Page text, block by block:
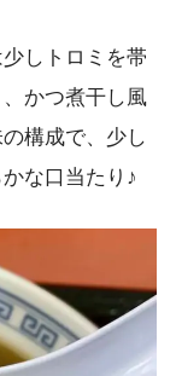
しトロミを帯
かつ煮干し風
構成で、少し
な口当たり♪